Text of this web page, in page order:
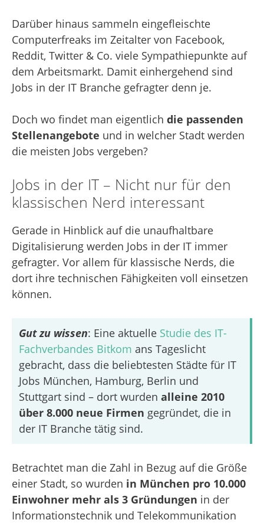
Darüber hinaus sammeln eingefleischte
Computerfreaks im Zeitalter von Facebook,
Reddit, Twitter & Co. viele Sympathiepunkte auf
dem Arbeitsmarkt. Damit einhergehend sind
Jobs in der IT Branche gefragter denn je.
Doch wo findet man eigentlich die passenden
Stellenangebote und in welcher Stadt werden
die meisten Jobs vergeben?
Jobs in der IT – Nicht nur für den
klassischen Nerd interessant
Gerade in Hinblick auf die unaufhaltbare
Digitalisierung werden Jobs in der IT immer
gefragter. Vor allem für klassische Nerds, die
dort ihre technischen Fähigkeiten voll einsetzen
können.
Gut zu wissen: Eine aktuelle Studie des IT-
Fachverbandes Bitkom ans Tageslicht
gebracht, dass die beliebtesten Städte für IT
Jobs München, Hamburg, Berlin und
Stuttgart sind – dort wurden alleine 2010
über 8.000 neue Firmen gegründet, die in
der IT Branche tätig sind.
Betrachtet man die Zahl in Bezug auf die Größe
einer Stadt, so wurden in München pro 10.000
Einwohner mehr als 3 Gründungen in der
Informationstechnik und Telekommunikation